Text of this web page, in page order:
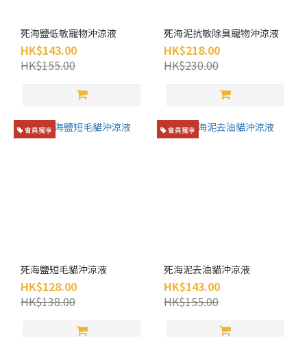
(3)
皇
牌
無
清
潔
去
臭
死海鹽低敏寵物沖涼液
HK$143.00
HK$155.00
死海泥抗敏除臭寵物沖涼液
HK$218.00
HK$230.00
會員獨享
死海鹽短毛貓沖涼液
HK$128.00
HK$138.00
會員獨享
死海泥去油貓沖涼液
HK$143.00
HK$155.00